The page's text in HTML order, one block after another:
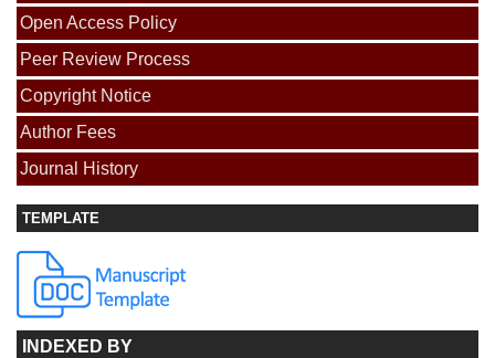
Open Access Policy
Peer Review Process
Copyright Notice
Author Fees
Journal History
TEMPLATE
INDEXED BY